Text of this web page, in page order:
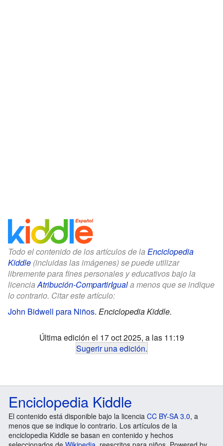
Todo el contenido de los artículos de la Enciclopedia
Kiddle (incluidas las imágenes) se puede utilizar
libremente para fines personales y educativos bajo la
licenciaAtribución-CompartirIguala menos que se indique
lo contrario. Citar este artículo:
John Bidwell para Niños. Enciclopedia Kiddle.
Última edición el 17 oct 2025, a las 11:19
Sugerir una edición.
Enciclopedia Kiddle
El contenido está disponible bajo la licencia CC BY-SA 3.0, a
menos que se indique lo contrario. Los artículos de la
enciclopedia Kiddle se basan en contenido y hechos